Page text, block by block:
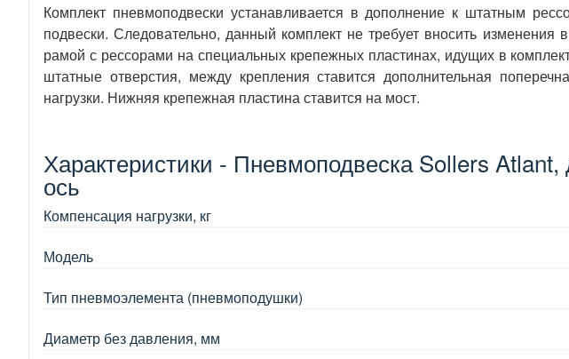
Комплект пневмоподвески устанавливается в дополнение к штатным
подвески. Следовательно, данный комплект не требует вносить
рамой с рессорами на специальных крепежных пластинах, идущих в
штатные отверстия, между крепления ставится дополнительная
нагрузки. Нижняя крепежная пластина ставится на мост.
Характеристики - Пневмоподвеска Sollers
ось
Компенсация нагрузки, кг
Модель
Тип пневмоэлемента (пневмоподушки)
Диаметр без давления, мм